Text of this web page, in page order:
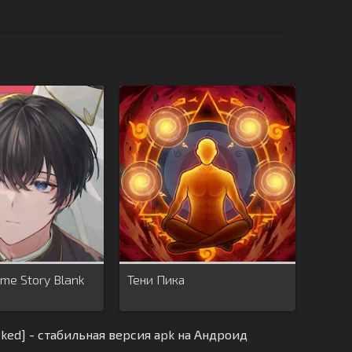
Story Blank Тени Пика
- стабильная версия apk на Андроид